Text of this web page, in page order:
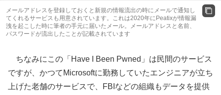
メールアドレスを登録しておくと新規の情報流出の時にメールで通知し
てくれるサービスも用意されています。これは2020年にPeatixが情報漏
洩を起こした時に筆者の手元に届いたメール。メールアドレスと名前、
パスワードが流出したことが記載されています
ちなみにこの「Have I Been Pwned」は民間のサービス
ですが、かつてMicrosoftに勤務していたエンジニアが立ち
上げた老舗のサービスで、FBIなどの組織もデータを提供